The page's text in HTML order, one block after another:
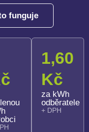
funguje
1,60
Kč
za kWh
odběratele
+ DPH